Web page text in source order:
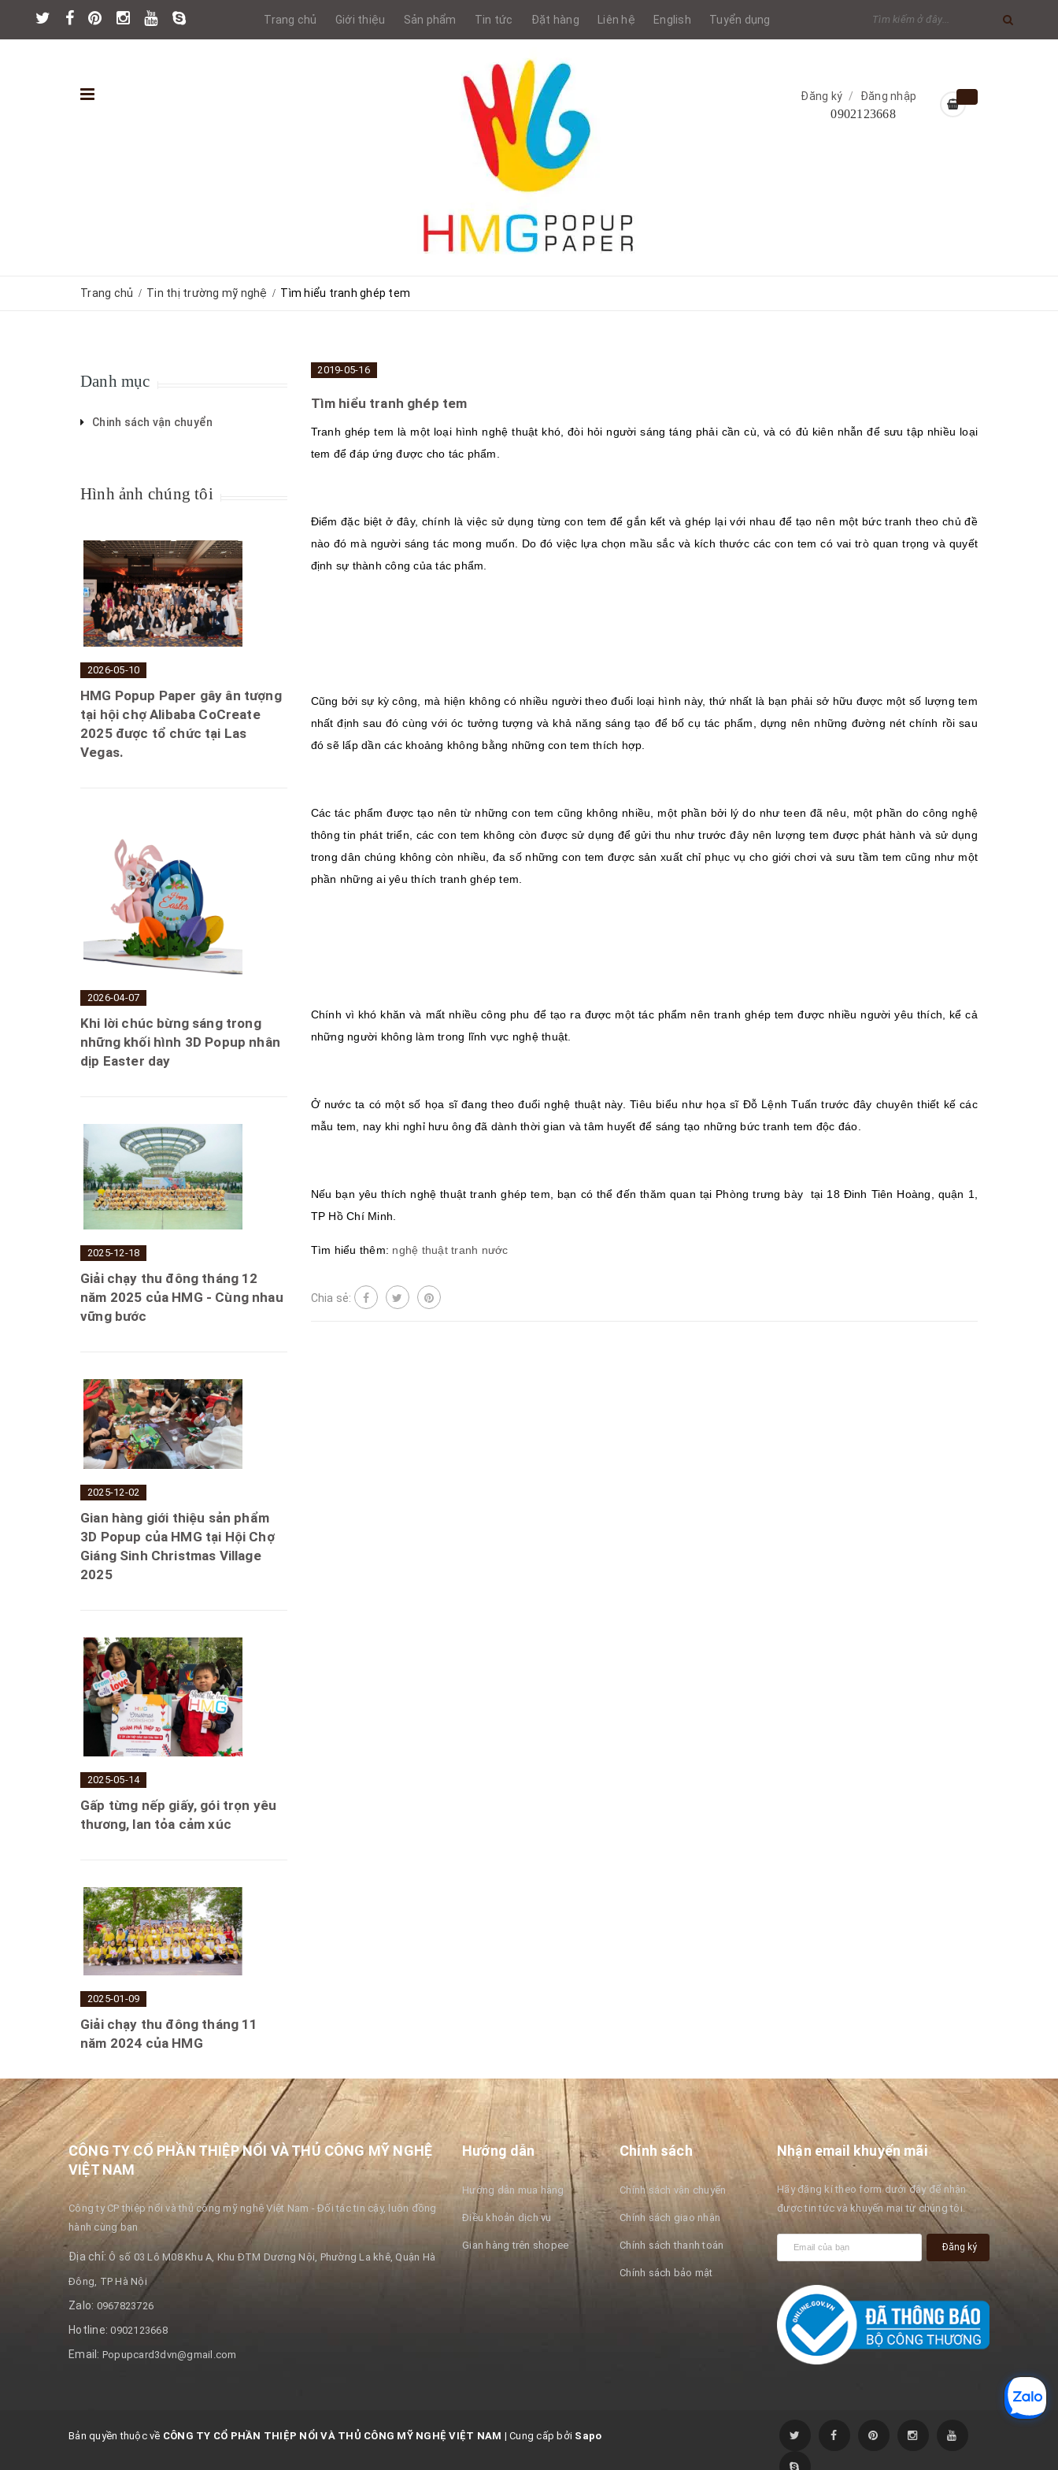
Trang chủ Giới thiệu Sản phẩm Tin tức Đặt hàng Liên hệ English Tuyển dụng
Đăng ký / Đăng nhập
0902123668
Trang chủ / Tin thị trường mỹ nghệ / Tìm hiểu tranh ghép tem
2019-05-16
Tìm hiểu tranh ghép tem
Tranh ghép tem là một loại hình nghệ thuật khó, đòi hỏi người sáng táng phải cần cù, và có đủ kiên nhẫn để sưu tập nhiều loại
tem để đáp ứng được cho tác phẩm.
Điểm đặc biệt ở đây, chính là việc sử dụng từng con tem để gắn kết và ghép lại với nhau để tạo nên một bức tranh theo chủ đề
nào đó mà người sáng tác mong muốn. Do đó việc lựa chọn mầu sắc và kích thước các con tem có vai trò quan trọng và quyết
định sự thành công của tác phẩm.
Cũng bởi sự kỳ công, mà hiện không có nhiều người theo đuổi loại hình này, thứ nhất là bạn phải sở hữu được một số lượng tem
nhất định sau đó cùng với óc tưởng tượng và khả năng sáng tạo để bố cụ tác phẩm, dựng nên những đường nét chính rồi sau
đó sẽ lấp dần các khoảng không bằng những con tem thích hợp.
Các tác phẩm được tạo nên từ những con tem cũng không nhiều, một phần bởi lý do như teen đã nêu, một phần do công nghệ
thông tin phát triển, các con tem không còn được sử dụng để gửi thu như trước đây nên lượng tem được phát hành và sử dụng
trong dân chúng không còn nhiều, đa số những con tem được sản xuất chỉ phục vụ cho giới chơi và sưu tầm tem cũng như một
phần những ai yêu thích tranh ghép tem.
Chính vì khó khăn và mất nhiều công phu để tạo ra được một tác phẩm nên tranh ghép tem được nhiều người yêu thích, kể cả
những người không làm trong lĩnh vực nghệ thuật.
Ở nước ta có một số họa sĩ đang theo đuổi nghệ thuật này. Tiêu biểu như họa sĩ Đỗ Lệnh Tuấn trước đây chuyên thiết kế các
mẫu tem, nay khi nghỉ hưu ông đã dành thời gian và tâm huyết để sáng tạo những bức tranh tem độc đáo.
Nếu bạn yêu thích nghệ thuật tranh ghép tem, bạn có thể đến thăm quan tại Phòng trưng bày tại 18 Đinh Tiên Hoàng, quận 1,
TP Hồ Chí Minh.
Tìm hiểu thêm: nghệ thuật tranh nước
Chia sẻ:
Danh mục
Chinh sách vận chuyển
Hình ảnh chúng tôi
2026-05-10
HMG Popup Paper gây ân tượng
tại hội chợ Alibaba CoCreate
2025 được tổ chức tại Las
Vegas.
2026-04-07
Khi lời chúc bừng sáng trong
những khối hình 3D Popup nhân
dịp Easter day
2025-12-18
Giải chạy thu đông tháng 12
năm 2025 của HMG - Cùng nhau
vững bước
2025-12-02
Gian hàng giới thiệu sản phẩm
3D Popup của HMG tại Hội Chợ
Giáng Sinh Christmas Village
2025
2025-05-14
Gấp từng nếp giấy, gói trọn yêu
thương, lan tỏa cảm xúc
2025-01-09
Giải chạy thu đông tháng 11
năm 2024 của HMG
CÔNG TY CỔ PHẦN THIỆP NỔI VÀ THỦ CÔNG MỸ NGHỆ
VIỆT NAM
Công ty CP thiệp nổi và thủ công mỹ nghệ Việt Nam - Đối tác tin cậy, luôn đồng
hành cùng bạn
Địa chỉ: Ô số 03 Lô M08 Khu A, Khu ĐTM Dương Nội, Phường La khê, Quận Hà
Đông, TP Hà Nội
Zalo: 0967823726
Hotline:0902123668
Email: Popupcard3dvn@gmail.com
Hướng dẫn
Hướng dẫn mua hàng
Điều khoản dịch vụ
Gian hàng trên shopee
Chính sách
Chính sách vận chuyển
Chính sách giao nhận
Chính sách thanh toán
Chính sách bảo mật
Nhận email khuyến mãi
Hãy đăng kí theo form dưới đây để nhận
được tin tức và khuyến mại từ chúng tôi.
Đăng ký
Bản quyền thuộc về CÔNG TY CỔ PHẦN THIỆP NỔI VÀ THỦ CÔNG MỸ NGHỆ VIỆT NAM | Cung cấp bởi Sapo